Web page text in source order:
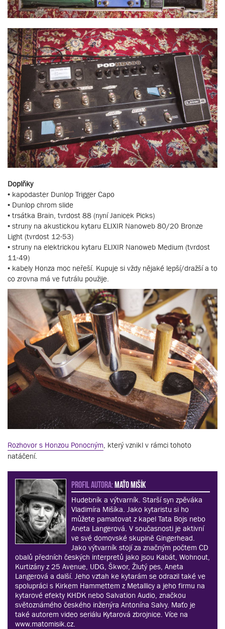
Doplňky
• kapodaster Dunlop Trigger Capo
• Dunlop chrom slide
• trsátka Brain, tvrdost 88 (nyní Janicek Picks)
• struny na akustickou kytaru ELIXIR Nanoweb 80/20 Bronze
Light (tvrdost 12-53)
• struny na elektrickou kytaru ELIXIR Nanoweb Medium (tvrdost
11-49)
• kabely Honza moc neřeší. Kupuje si vždy nějaké lepší/dražší a to
co zrovna má ve futrálu použije.
Rozhovor s Honzou Ponocným , který vznikl v rámci tohoto
natáčení.
PROFIL AUTORA:Maťo Mišík
Hudebník a výtvarník. Starší syn zpěváka
Vladimíra Mišíka. Jako kytaristu si ho
můžete pamatovat z kapel Tata Bojs nebo
Aneta Langerová. V současnosti je aktivní
ve své domovské skupině Gingerhead.
Jako výtvarník stojí za značným počtem CD
obalů předních českých interpretů jako jsou Kabát, Wohnout,
Kurtizány z 25 Avenue, UDG, Škwor, Žlutý pes, Aneta
Langerová a další. Jeho vztah ke kytarám se odrazil také ve
spolupráci s Kirkem Hammettem z Metallicy a jeho firmu na
kytarové efekty KHDK nebo Salvation Audio, značkou
světoznámého českého inženýra Antonína Salvy. Maťo je
také autorem video seriálu Kytarová zbrojnice. Více na
www.matomisik.cz.